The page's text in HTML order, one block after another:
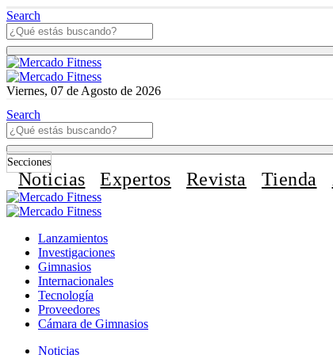
Search
Viernes, 07 de Agosto de 2026
Search
Secciones
Noticias Expertos Revista Tienda
Lanzamientos
Investigaciones
Gimnasios
Internacionales
Tecnología
Proveedores
Cámara de Gimnasios
Noticias